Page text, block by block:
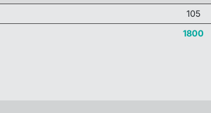
105
1800